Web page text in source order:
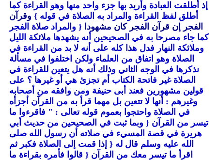
إذ أطلقت العبادة وأريد بها جزء واحد منها وهو القراءة كما
أطلق لفظ القراءة والمراد به الصلاة في قوله } وقرآن
الفجر إن قرآن الفجر كان مشهودا { والمراد صلاة الفجر
كما جاء مصرحا به في الصحيحين أنه يشهدها ملائكة الليل
وملائكة النهار فدل هذا كله على أنه لا بد من القراءة في
الصلاة وهو اتفاق من العلماء ولكن اختلفوا في مسألة
نذكرها في الوجه الثاني وذلك أنه هل يتعين للقراءة في
الصلاة غير فاتحة الكتاب أم تجزئ هي أو غيرها ؟ على
قولين مشهورين فعند أبى حنيفة ومن وافقه من أصحابه
وغيرهم : أنها لا تتعين بل مهما قرأ به من القرآن أجزأه
في الصلاة واحتجوا بعموم قوله تعالى : " فاقرءوا ما
تيسر من القرآن { وبما ثبت في الصحيحين من حديث أبي
هريرة في قصة المسيء في صلاته أن رسول الله صلى
الله عليه وسلم قال له { إذا قمت إلى الصلاة فكبر ثم
اقرأ ما تيسر معك من القرآن { قالوا فأمره بقراءة ما